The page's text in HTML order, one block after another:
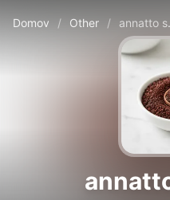
Domov / Other / annatto semena